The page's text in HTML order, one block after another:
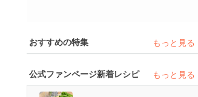
おすすめの特集 もっと見る
公式ファンページ新着レシピ もっと見る